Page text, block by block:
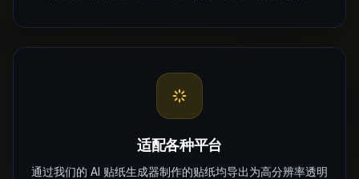
适配各种平台
通过我们的 AI 贴纸生成器制作的贴纸均导出为高分辨率透明